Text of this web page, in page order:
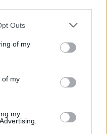
cuenta que algún
tiene el derecho de
se aplicarán
en este sitio web o
Outs
of my
of my
my